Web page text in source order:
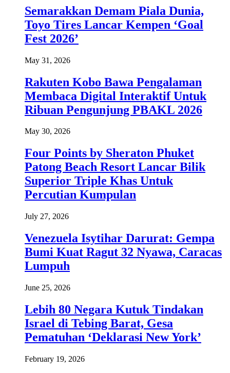
Semarakkan Demam Piala Dunia,
Toyo Tires Lancar Kempen ‘Goal
Fest 2026’
May 31, 2026
Rakuten Kobo Bawa Pengalaman
Membaca Digital Interaktif Untuk
Ribuan Pengunjung PBAKL 2026
May 30, 2026
Four Points by Sheraton Phuket
Patong Beach Resort Lancar Bilik
Superior Triple Khas Untuk
Percutian Kumpulan
July 27, 2026
Venezuela Isytihar Darurat: Gempa
Bumi Kuat Ragut 32 Nyawa, Caracas
Lumpuh
June 25, 2026
Lebih 80 Negara Kutuk Tindakan
Israel di Tebing Barat, Gesa
Pematuhan ‘Deklarasi New York’
February 19, 2026